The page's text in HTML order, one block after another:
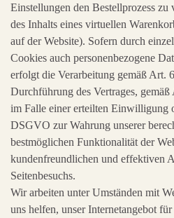
Einstellungen den Bestellprozess
des Inhalts eines virtuellen
auf der Website). Sofern durch
Cookies auch personenbezogene
erfolgt die Verarbeitung gemäß Art.
Durchführung des Vertrages,
im Falle einer erteilten Einwilligung
DSGVO zur Wahrung unserer
bestmöglichen Funktionalität der
kundenfreundlichen und effektiven
Seitenbesuchs.
Wir arbeiten unter Umständen mit
uns helfen, unser Internetangebot für